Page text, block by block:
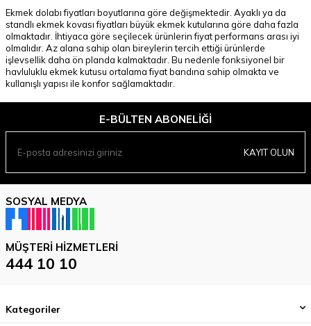
Ekmek dolabı fiyatları boyutlarına göre değişmektedir. Ayaklı ya da
standlı ekmek kovası fiyatları büyük ekmek kutularına göre daha fazla
olmaktadır. İhtiyaca göre seçilecek ürünlerin fiyat performans arası iyi
olmalıdır. Az alana sahip olan bireylerin tercih ettiği ürünlerde
işlevsellik daha ön planda kalmaktadır. Bu nedenle fonksiyonel bir
havluluklu ekmek kutusu ortalama fiyat bandına sahip olmakta ve
kullanışlı yapısı ile konfor sağlamaktadır.
E-BÜLTEN ABONELIĞI
KAYIT OLUN
SOSYAL MEDYA
MÜŞTERI HIZMETLERI
444 10 10
Kategoriler